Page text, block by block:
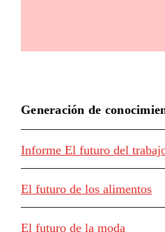
Generación de
Informe El futuro del
El futuro de los alimentos
El futuro de la moda